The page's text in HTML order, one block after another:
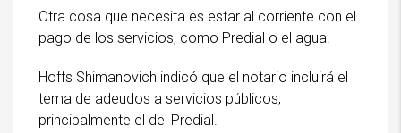
Otra cosa que necesita es estar al corriente con el
pago de los servicios, como Predial o el agua.
Hoffs Shimanovich indicó que el notario incluirá el
tema de adeudos a servicios públicos,
principalmente el del Predial.